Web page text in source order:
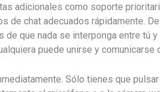
adicionales como soporte
de chat adecuados rápidamente.
que nada se interponga entre tú
puede unirse y
Sólo tienes que